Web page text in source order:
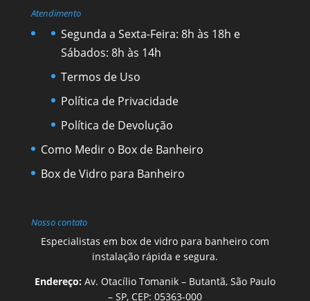
Atendimento
Segunda a Sexta-Feira: 8h às 18h e
Sábados: 8h às 14h
Termos de Uso
Política de Privacidade
Política de Devolução
Como Medir o Box de Banheiro
Box de Vidro para Banheiro
Nosso contato
Especialistas em box de vidro para banheiro com
instalação rápida e segura.
Endereço:Av. Otacílio Tomanik – Butantã, São Paulo
– SP, CEP: 05363-000